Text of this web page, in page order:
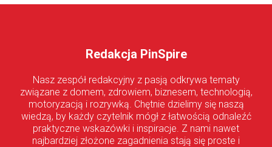
Redakcja PinSpire
Nasz zespół redakcyjny z pasją odkrywa tematy
związane z domem, zdrowiem, biznesem, technologią,
motoryzacją i rozrywką. Chętnie dzielimy się naszą
wiedzą, by każdy czytelnik mógł z łatwością odnaleźć
praktyczne wskazówki i inspiracje. Z nami nawet
najbardziej złożone zagadnienia stają się proste i